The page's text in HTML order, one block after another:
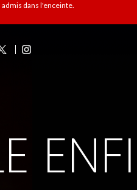
admis dans l'enceinte.